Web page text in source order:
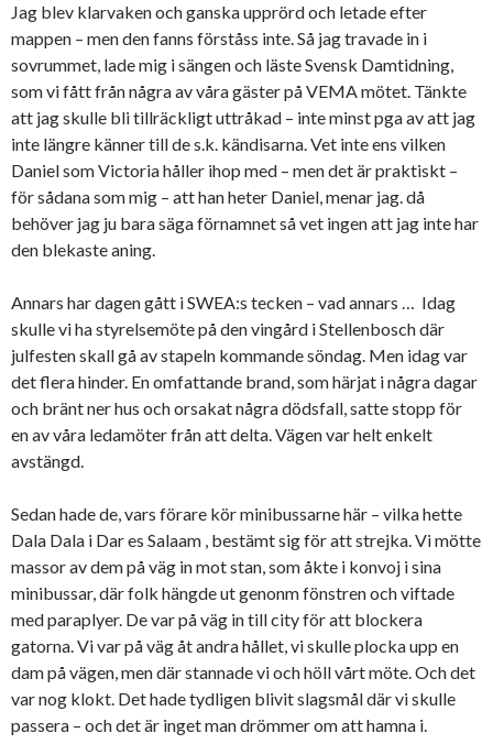
Jag blev klarvaken och ganska upprörd och letade efter
mappen – men den fanns förståss inte. Så jag travade in i
sovrummet, lade mig i sängen och läste Svensk Damtidning,
som vi fått från några av våra gäster på VEMA mötet. Tänkte
att jag skulle bli tillräckligt uttråkad – inte minst pga av att jag
inte längre känner till de s.k. kändisarna. Vet inte ens vilken
Daniel som Victoria håller ihop med – men det är praktiskt –
för sådana som mig – att han heter Daniel, menar jag. då
behöver jag ju bara säga förnamnet så vet ingen att jag inte har
den blekaste aning.
Annars har dagen gått i SWEA:s tecken – vad annars … Idag
skulle vi ha styrelsemöte på den vingård i Stellenbosch där
julfesten skall gå av stapeln kommande söndag. Men idag var
det flera hinder. En omfattande brand, som härjat i några dagar
och bränt ner hus och orsakat några dödsfall, satte stopp för
en av våra ledamöter från att delta. Vägen var helt enkelt
avstängd.
Sedan hade de, vars förare kör minibussarne här – vilka hette
Dala Dala i Dar es Salaam , bestämt sig för att strejka. Vi mötte
massor av dem på väg in mot stan, som åkte i konvoj i sina
minibussar, där folk hängde ut genonm fönstren och viftade
med paraplyer. De var på väg in till city för att blockera
gatorna. Vi var på väg åt andra hållet, vi skulle plocka upp en
dam på vägen, men där stannade vi och höll vårt möte. Och det
var nog klokt. Det hade tydligen blivit slagsmål där vi skulle
passera – och det är inget man drömmer om att hamna i.